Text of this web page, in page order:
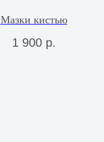
Мазки кистью
1 900 р.